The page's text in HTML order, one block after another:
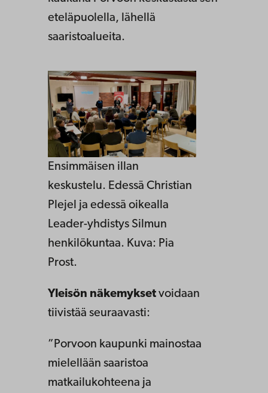
eteläpuolella, lähellä
saaristoalueita.
Ensimmäisen illan
keskustelu. Edessä Christian
Plejel ja edessä oikealla
Leader-yhdistys Silmun
henkilökuntaa. Kuva: Pia
Prost.
Yleisön näkemykset voidaan
tiivistää seuraavasti:
”Porvoon kaupunki mainostaa
mielellään saaristoa
matkailukohteena ja